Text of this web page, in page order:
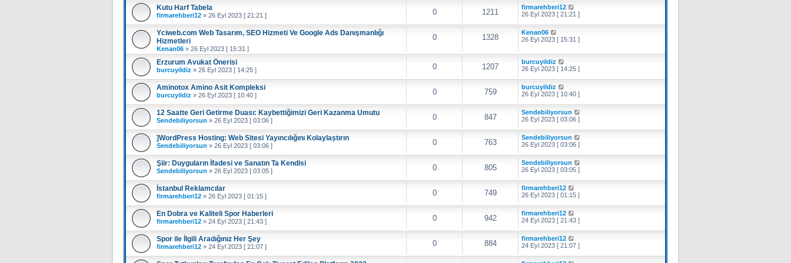
Kutu Harf Tabela
firmarehberi12 » 26 Eyl 2023 [ 21:21 ] 0 1211
firmarehberi12
26 Eyl 2023 [ 21:21 ]
Yciweb.com Web Tasarım, SEO Hizmeti Ve Google Ads Danışmanlığı
Hizmetleri
Kenan06 » 26 Eyl 2023 [ 15:31 ]
0 1328
Kenan06
26 Eyl 2023 [ 15:31 ]
Erzurum Avukat Önerisi
burcuyildiz » 26 Eyl 2023 [ 14:25 ] 0 1207
burcuyildiz
26 Eyl 2023 [ 14:25 ]
Aminotox Amino Asit Kompleksi
burcuyildiz » 26 Eyl 2023 [ 10:40 ] 0 759
burcuyildiz
26 Eyl 2023 [ 10:40 ]
12 Saatte Geri Getirme Duası: Kaybettiğimizi Geri Kazanma Umutu
Sendebiliyorsun » 26 Eyl 2023 [ 03:06 ] 0 847
Sendebiliyorsun
26 Eyl 2023 [ 03:06 ]
]WordPress Hosting: Web Sitesi Yayıncılığını Kolaylaştırın
Sendebiliyorsun » 26 Eyl 2023 [ 03:06 ] 0 763
Sendebiliyorsun
26 Eyl 2023 [ 03:06 ]
Şiir: Duyguların İfadesi ve Sanatın Ta Kendisi
Sendebiliyorsun » 26 Eyl 2023 [ 03:05 ] 0 805
Sendebiliyorsun
26 Eyl 2023 [ 03:05 ]
İstanbul Reklamcılar
firmarehberi12 » 26 Eyl 2023 [ 01:15 ] 0 749
firmarehberi12
26 Eyl 2023 [ 01:15 ]
En Dobra ve Kaliteli Spor Haberleri
firmarehberi12 » 24 Eyl 2023 [ 21:43 ] 0 942
firmarehberi12
24 Eyl 2023 [ 21:43 ]
Spor ile İlgili Aradığınız Her Şey
firmarehberi12 » 24 Eyl 2023 [ 21:07 ] 0 884
firmarehberi12
24 Eyl 2023 [ 21:07 ]